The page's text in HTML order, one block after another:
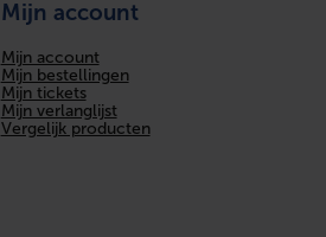
Mijn account
Mijn account
Mijn bestellingen
Mijn tickets
Mijn verlanglijst
Vergelijk producten